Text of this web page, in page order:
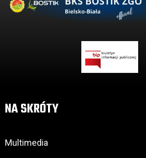
NA SKRÓTY
Multimedia